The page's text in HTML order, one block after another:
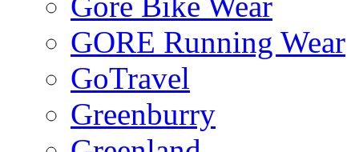
GORE Running Wear
GoTravel
Greenburry